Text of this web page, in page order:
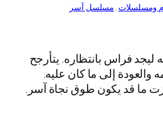
ومسلسلات, مسلسل آسر
ليجد فراس بانتظاره. يتأرجح
والعودة إلى ما كان عليه.
ما قد يكون طوق نجاة آسر.